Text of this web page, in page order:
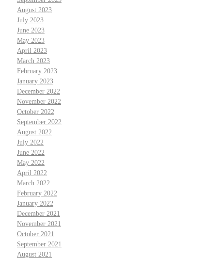
August 2023
July 2023
June 2023
May 2023
April 2023
March 2023
February 2023
January 2023
December 2022
November 2022
October 2022
September 2022
August 2022
July 2022
June 2022
May 2022
April 2022
March 2022
February 2022
January 2022
December 2021
November 2021
October 2021
September 2021
August 2021